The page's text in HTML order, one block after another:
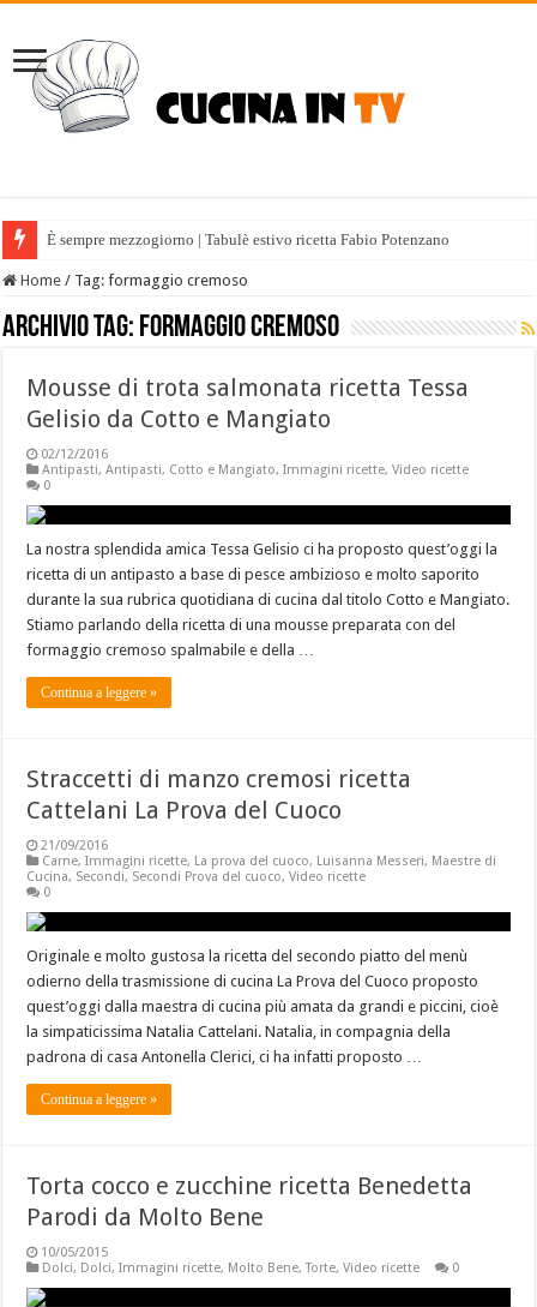
È sempre mezzogiorno | Tabulè estivo ricetta Fabio Potenzano
Home / Tag:formaggio cremoso
Archivio tag: formaggio cremoso
Mousse di trota salmonata ricetta Tessa
Gelisio da Cotto e Mangiato
02/12/2016
Antipasti,Antipasti, Cotto e Mangiato,Immagini ricette,Video ricette
0
La nostra splendida amica Tessa Gelisio ci ha proposto quest’oggi la
ricetta di un antipasto a base di pesce ambizioso e molto saporito
durante la sua rubrica quotidiana di cucina dal titolo Cotto e Mangiato.
Stiamo parlando della ricetta di una mousse preparata con del
formaggio cremoso spalmabile e della …
Continua a leggere »
Straccetti di manzo cremosi ricetta
Cattelani La Prova del Cuoco
21/09/2016
Carne,Immagini ricette, La prova del cuoco, Luisanna Messeri, Maestre di
Cucina, Secondi, Secondi Prova del cuoco,Video ricette
0
Originale e molto gustosa la ricetta del secondo piatto del menù
odierno della trasmissione di cucina La Prova del Cuoco proposto
quest’oggi dalla maestra di cucina più amata da grandi e piccini, cioè
la simpaticissima Natalia Cattelani. Natalia, in compagnia della
padrona di casa Antonella Clerici, ci ha infatti proposto …
Continua a leggere »
Torta cocco e zucchine ricetta Benedetta
Parodi da Molto Bene
10/05/2015
Dolci, Dolci,Immagini ricette, Molto Bene,Torte,Video ricette 0